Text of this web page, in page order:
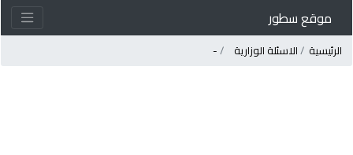
موقع سطور
الرئيسية الاسئلة الوزارية -